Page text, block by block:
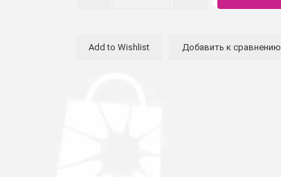
муж.50мл
Add to Wishlist Добавить к сравнению